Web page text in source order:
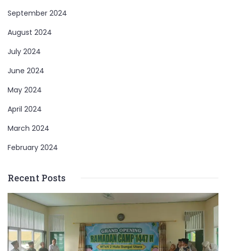
September 2024
August 2024
July 2024
June 2024
May 2024
April 2024
March 2024
February 2024
Recent Posts